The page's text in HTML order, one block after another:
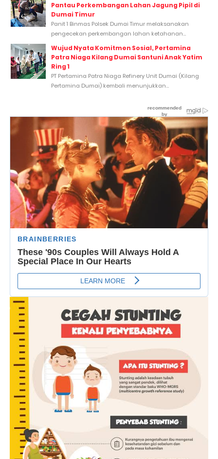
Pantau Perkembangan Lahan Jagung Pipil di
Dumai Timur
Panit 1 Binmas Polsek Dumai Timur melaksanakan
pengecekan perkembangan lahan ketahanan...
Wujud Nyata Komitmen Sosial, Pertamina
Patra Niaga Kilang Dumai Santuni Anak Yatim
Ring 1
PT Pertamina Patra Niaga Refinery Unit Dumai (Kilang
Pertamina Dumai) kembali menunjukkan...